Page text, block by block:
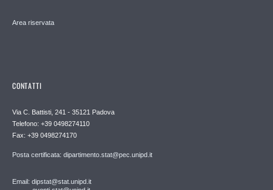
Area riservata
CONTATTI
Via C. Battisti, 241 - 35121 Padova
Telefono: +39 0498274110
Fax: +39 0498274170
Posta certificata: dipartimento.stat@pec.unipd.it
Email: dipstat@stat.unipd.it